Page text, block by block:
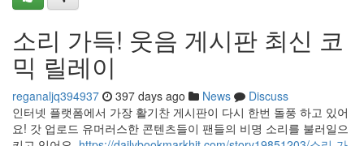
소리 가득! 웃음 게시판 최신 코
믹 릴레이
reganaljq394937 397 days ago News
Discuss
인터넷 플랫폼에서 가장 활기찬 게시판이 다시 한번 돌풍 하고 있어
요! 갓 업로드 유머러스한 콘텐츠들이 팬들의 비명 소리를 불러일으